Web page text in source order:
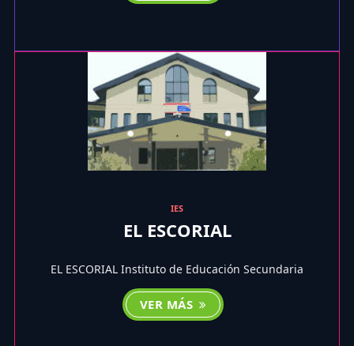
IES
EL ESCORIAL
EL ESCORIAL Instituto de Educación Secundaria
VER MÁS